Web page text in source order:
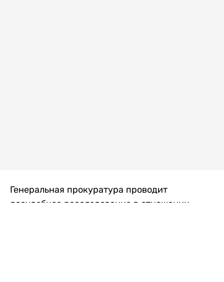
Генеральная прокуратура проводит
досудебное расследование в отношении